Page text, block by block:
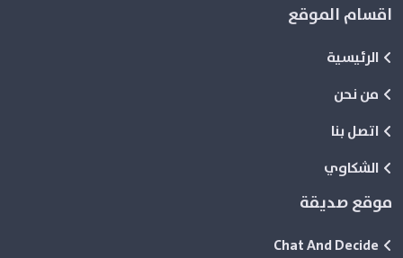
اقسام الموقع
الرئيسية
من نحن
اتصل بنا
الشكاوي
موقع صديقة
Chat And Decide